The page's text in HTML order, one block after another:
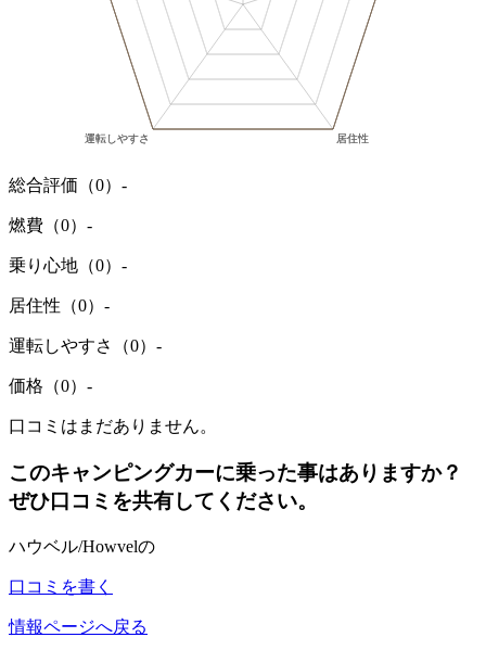
総合評価（0） -
燃費（0） -
乗り心地（0） -
居住性（0） -
運転しやすさ（0） -
価格（0） -
口コミはまだありません。
このキャンピングカーに乗った事はありますか？
ぜひ口コミを共有してください。
ハウベル/Howvelの
口コミを書く
情報ページへ戻る